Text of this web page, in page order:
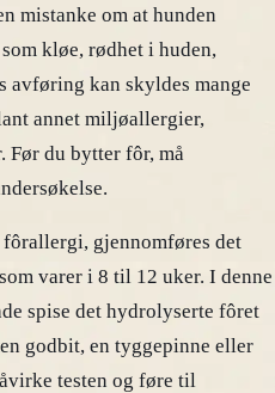
mistanke om at hunden
kløe, rødhet i huden,
avføring kan skyldes mange
annet miljøallergier,
Før du bytter fôr, må
gjennomføres det
varer i 8 til 12 uker. I denne
spise det hydrolyserte fôret
godbit, en tyggepinne eller
testen og føre til